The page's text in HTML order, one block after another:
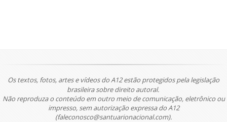
Os textos, fotos, artes e vídeos do A12 estão protegidos pela legislação
brasileira sobre direito autoral.
Não reproduza o conteúdo em outro meio de comunicação, eletrônico ou
impresso, sem autorização expressa do A12
(faleconosco@santuarionacional.com).